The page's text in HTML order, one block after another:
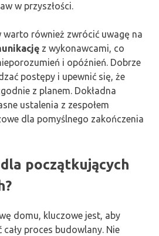
w przyszłości.
również zwrócić uwagę na
z wykonawcami, co
i opóźnień. Dobrze
postępy i upewnić się, że
z planem. Dokładna
ustalenia z zespołem
dla pomyślnego zakończenia
początkujących
domu, kluczowe jest, aby
proces budowlany. Nie